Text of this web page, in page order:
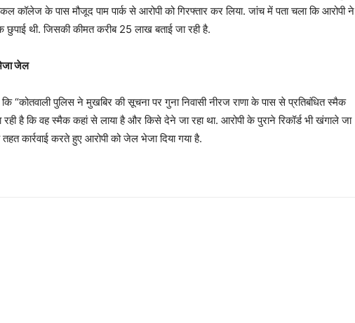
कॉलेज के पास मौजूद पाम पार्क से आरोपी को गिरफ्तार कर लिया. जांच में पता चला कि आरोपी ने
थी. जिसकी कीमत करीब 25 लाख बताई जा रही है.
जेल
“कोतवाली पुलिस ने मुखबिर की सूचना पर गुना निवासी नीरज राणा के पास से प्रतिबंधित स्मैक
है कि वह स्मैक कहां से लाया है और किसे देने जा रहा था. आरोपी के पुराने रिकॉर्ड भी खंगाले जा
कार्रवाई करते हुए आरोपी को जेल भेजा दिया गया है.